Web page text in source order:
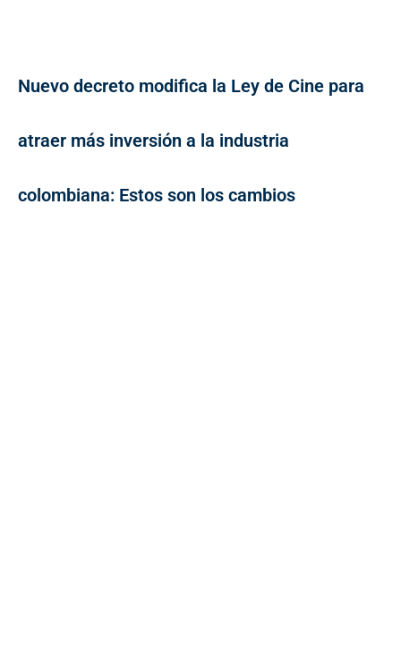
Nuevo decreto modifica la Ley de Cine para
atraer más inversión a la industria
colombiana: Estos son los cambios